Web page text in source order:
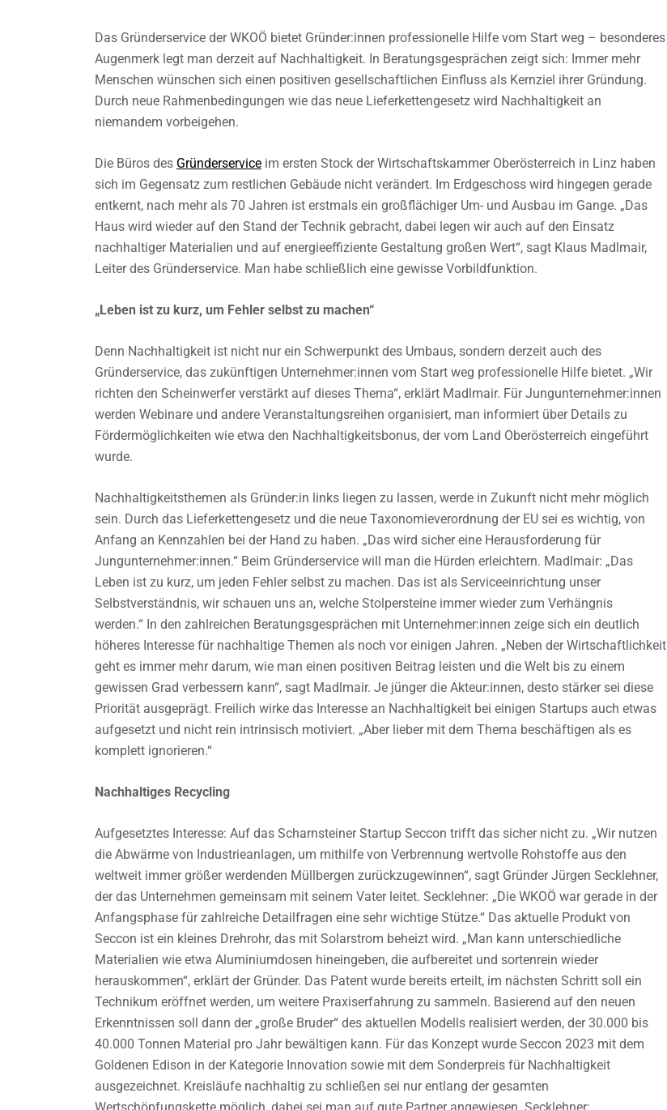
Das Gründerservice der WKOÖ bietet Gründer:innen professionelle Hilfe vom Start weg – besonderes
Augenmerk legt man derzeit auf Nachhaltigkeit. In Beratungsgesprächen zeigt sich: Immer mehr
Menschen wünschen sich einen positiven gesellschaftlichen Einfluss als Kernziel ihrer Gründung.
Durch neue Rahmenbedingungen wie das neue Lieferkettengesetz wird Nachhaltigkeit an
niemandem vorbeigehen.
Die Büros des Gründerservice im ersten Stock der Wirtschaftskammer Oberösterreich in Linz haben
sich im Gegensatz zum restlichen Gebäude nicht verändert. Im Erdgeschoss wird hingegen gerade
entkernt, nach mehr als 70 Jahren ist erstmals ein großflächiger Um- und Ausbau im Gange. „Das
Haus wird wieder auf den Stand der Technik gebracht, dabei legen wir auch auf den Einsatz
nachhaltiger Materialien und auf energieeffiziente Gestaltung großen Wert“, sagt Klaus Madlmair,
Leiter des Gründerservice. Man habe schließlich eine gewisse Vorbildfunktion.
„Leben ist zu kurz, um Fehler selbst zu machen“
Denn Nachhaltigkeit ist nicht nur ein Schwerpunkt des Umbaus, sondern derzeit auch des
Gründerservice, das zukünftigen Unternehmer:innen vom Start weg professionelle Hilfe bietet. „Wir
richten den Scheinwerfer verstärkt auf dieses Thema“, erklärt Madlmair. Für Jungunternehmer:innen
werden Webinare und andere Veranstaltungsreihen organisiert, man informiert über Details zu
Fördermöglichkeiten wie etwa den Nachhaltigkeitsbonus, der vom Land Oberösterreich eingeführt
wurde.
Nachhaltigkeitsthemen als Gründer:in links liegen zu lassen, werde in Zukunft nicht mehr möglich
sein. Durch das Lieferkettengesetz und die neue Taxonomieverordnung der EU sei es wichtig, von
Anfang an Kennzahlen bei der Hand zu haben. „Das wird sicher eine Herausforderung für
Jungunternehmer:innen.“ Beim Gründerservice will man die Hürden erleichtern. Madlmair: „Das
Leben ist zu kurz, um jeden Fehler selbst zu machen. Das ist als Serviceeinrichtung unser
Selbstverständnis, wir schauen uns an, welche Stolpersteine immer wieder zum Verhängnis
werden.“ In den zahlreichen Beratungsgesprächen mit Unternehmer:innen zeige sich ein deutlich
höheres Interesse für nachhaltige Themen als noch vor einigen Jahren. „Neben der Wirtschaftlichkeit
geht es immer mehr darum, wie man einen positiven Beitrag leisten und die Welt bis zu einem
gewissen Grad verbessern kann“, sagt Madlmair. Je jünger die Akteur:innen, desto stärker sei diese
Priorität ausgeprägt. Freilich wirke das Interesse an Nachhaltigkeit bei einigen Startups auch etwas
aufgesetzt und nicht rein intrinsisch motiviert. „Aber lieber mit dem Thema beschäftigen als es
komplett ignorieren.“
Nachhaltiges Recycling
Aufgesetztes Interesse: Auf das Scharnsteiner Startup Seccon trifft das sicher nicht zu. „Wir nutzen
die Abwärme von Industrieanlagen, um mithilfe von Verbrennung wertvolle Rohstoffe aus den
weltweit immer größer werdenden Müllbergen zurückzugewinnen“, sagt Gründer Jürgen Secklehner,
der das Unternehmen gemeinsam mit seinem Vater leitet. Secklehner: „Die WKOÖ war gerade in der
Anfangsphase für zahlreiche Detailfragen eine sehr wichtige Stütze.“ Das aktuelle Produkt von
Seccon ist ein kleines Drehrohr, das mit Solarstrom beheizt wird. „Man kann unterschiedliche
Materialien wie etwa Aluminiumdosen hineingeben, die aufbereitet und sortenrein wieder
herauskommen“, erklärt der Gründer. Das Patent wurde bereits erteilt, im nächsten Schritt soll ein
Technikum eröffnet werden, um weitere Praxiserfahrung zu sammeln. Basierend auf den neuen
Erkenntnissen soll dann der „große Bruder“ des aktuellen Modells realisiert werden, der 30.000 bis
40.000 Tonnen Material pro Jahr bewältigen kann. Für das Konzept wurde Seccon 2023 mit dem
Goldenen Edison in der Kategorie Innovation sowie mit dem Sonderpreis für Nachhaltigkeit
ausgezeichnet. Kreisläufe nachhaltig zu schließen sei nur entlang der gesamten
Wertschöpfungskette möglich, dabei sei man auf gute Partner angewiesen. Secklehner: